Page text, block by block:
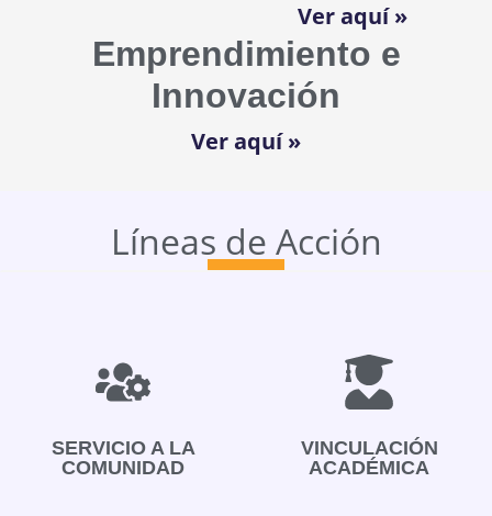
Ver aquí »
Emprendimiento e
Innovación
Ver aquí »
Líneas de Acción
SERVICIO A LA
COMUNIDAD
VINCULACIÓN
ACADÉMICA